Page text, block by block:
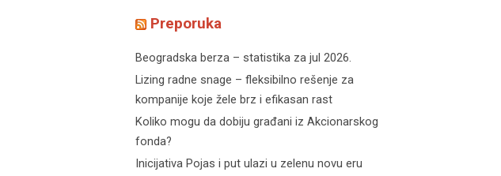
Preporuka
Beogradska berza – statistika za jul 2026.
Lizing radne snage – fleksibilno rešenje za
kompanije koje žele brz i efikasan rast
Koliko mogu da dobiju građani iz Akcionarskog
fonda?
Inicijativa Pojas i put ulazi u zelenu novu eru